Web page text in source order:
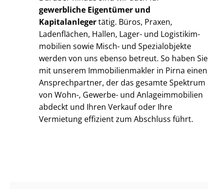
gewerbliche Eigentümer und
Kapitalanlegertätig. Büros, Praxen,
Ladenflächen, Hallen, Lager- und Lo­gis­tik­im­
mo­bi­li­en sowie Misch- und Spezialobjekte
werden von uns ebenso betreut. So haben Sie
mit unserem Im­mo­bi­li­en­mak­ler in Pirna einen
Ansprechpartner, der das gesamte Spektrum
von Wohn-, Gewerbe- und An­la­ge­im­mo­bi­li­en
abdeckt und Ihren Verkauf oder Ihre
Vermietung effizient zum Abschluss führt.